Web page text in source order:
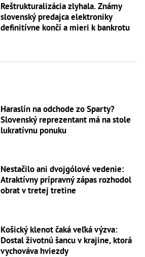
Reštrukturalizácia zlyhala. Známy
slovenský predajca elektroniky
definitívne končí a mieri k bankrotu
Haraslín na odchode zo Sparty?
Slovenský reprezentant má na stole
lukratívnu ponuku
Nestačilo ani dvojgólové vedenie:
Atraktívny prípravný zápas rozhodol
obrat v tretej tretine
Košický klenot čaká veľká výzva:
Dostal životnú šancu v krajine, ktorá
vychováva hviezdy